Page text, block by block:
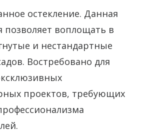
остекление. Данная
позволяет воплощать в
и нестандартные
Востребовано для
проектов, требующих